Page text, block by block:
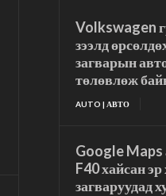
Volkswagen
зээлд
загварын
төлөвлөж
AUTO | АВТО
Google Maps
F40 хайсан
загваруудад